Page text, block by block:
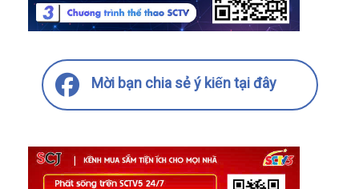
Mời bạn chia sẻ ý kiến tại đây